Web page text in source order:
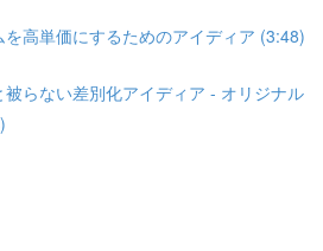
を高単価にするためのアイディア (3:48)
らない差別化アイディア - オリジナル